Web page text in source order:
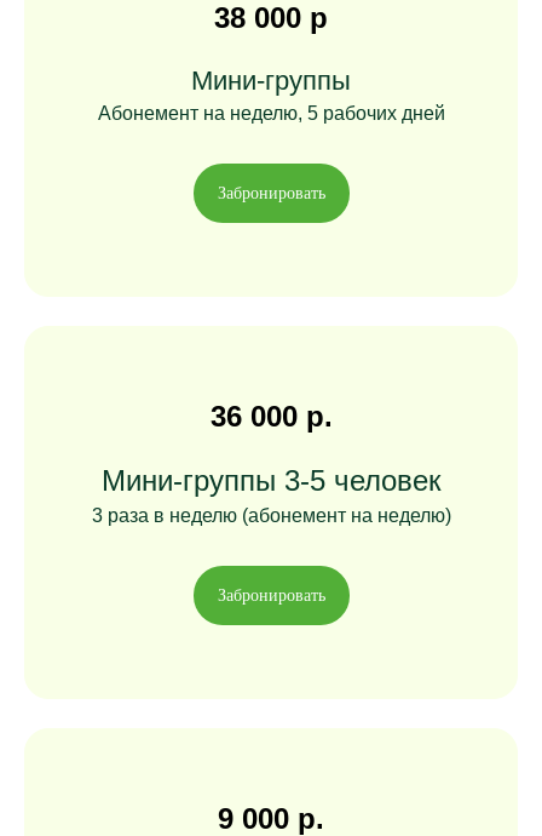
38 000 р
Мини-группы
Абонемент на неделю, 5 рабочих дней
Забронировать
36 000 р.
Мини-группы 3-5 человек
3 раза в неделю (абонемент на неделю)
Забронировать
9 000 р.